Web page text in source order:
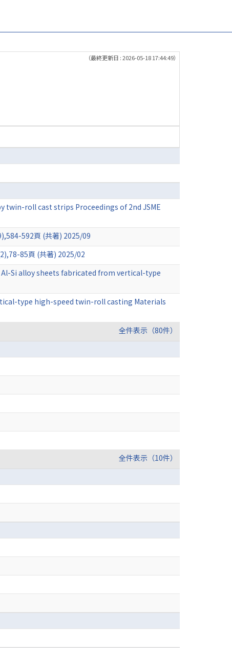
（最終更新日 : 2026-05-18 17:44:49）
roll cast strips Proceedings of 2nd JSME
592頁 (共著) 2025/09
85頁 (共著) 2025/02
Si alloy sheets fabricated from vertical-type
type high-speed twin-roll casting Materials
全件表示（80件）
全件表示（10件）